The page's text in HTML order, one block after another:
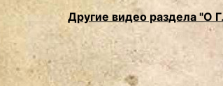
Другие видео раздела